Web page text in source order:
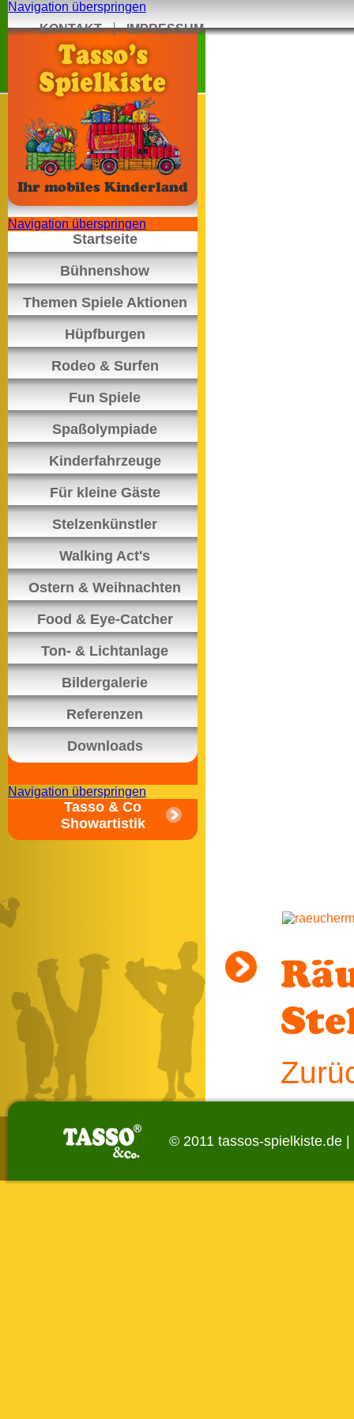
Navigation überspringen
KONTAKT
IMPRESSUM
Navigation überspringen
Startseite
Bühnenshow
Themen Spiele Aktionen
Hüpfburgen
Rodeo & Surfen
Fun Spiele
Spaßolympiade
Kinderfahrzeuge
Für kleine Gäste
Stelzenkünstler
Walking Act's
Ostern & Weihnachten
Food & Eye-Catcher
Ton- & Lichtanlage
Bildergalerie
Referenzen
Downloads
Navigation überspringen
Tasso & Co
Showartistik
© 2011 tassos-spielkiste.de |